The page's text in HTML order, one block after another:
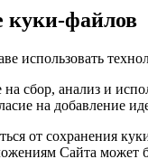
куки-файлов
использовать
на сбор, анализ и
на добавление
от сохранения
Сайта может